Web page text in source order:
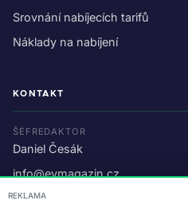
Srovnání nabíjecích tarifů
Náklady na nabíjení
KONTAKT
ŠÉFREDAKTOR
Daniel Česák
info@evmagazin.cz
O nás
REKLAMA